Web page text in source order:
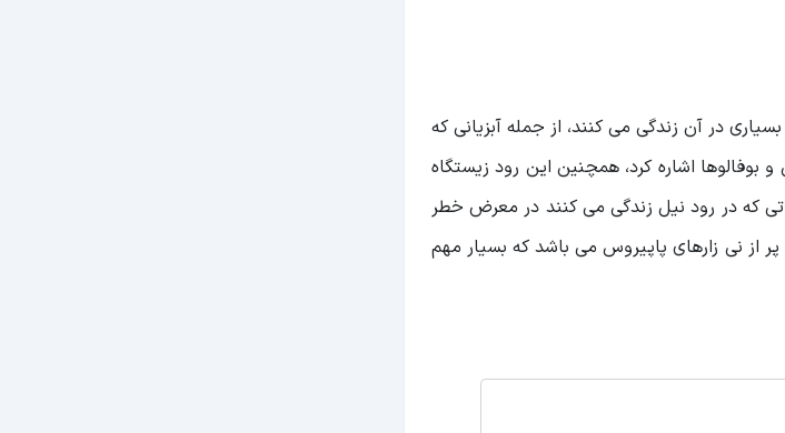
در آن زندگی می کنند، از جمله آبزیانی که
اشاره کرد، همچنین این رود زیستگاه
اغلب حیواناتی که در رود نیل زندگی می کنند در معرض خطر
از نی زارهای پاپیروس می باشد که بسیار مهم